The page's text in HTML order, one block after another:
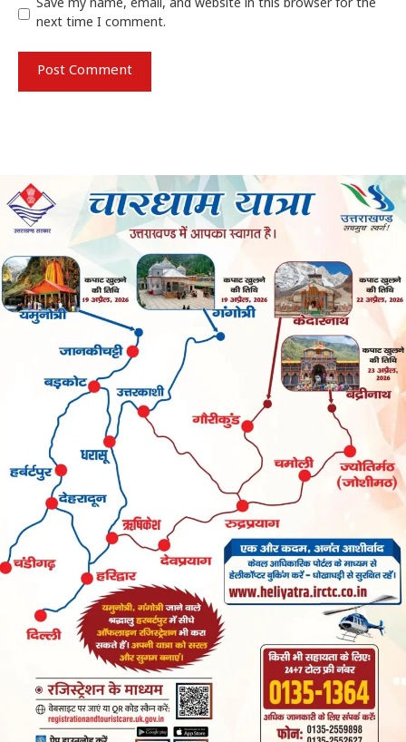
Save my name, email, and website in this browser for the
next time I comment.